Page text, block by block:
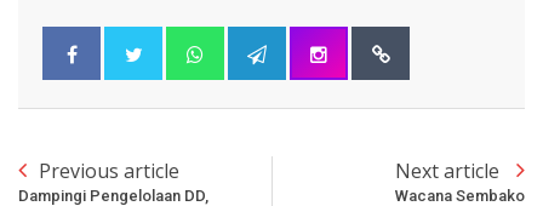
Previous article
Dampingi Pengelolaan DD,
Next article
Wacana Sembako